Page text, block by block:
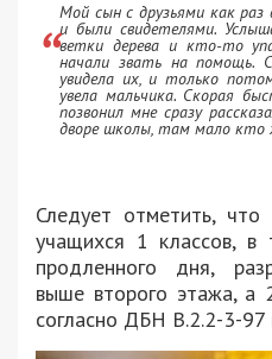
Мой сын с друзьями как
и были свидетелями.
ветки дерева и кто-то
начали звать на помощь.
увидела их, и только
увела мальчика. Скорая
позвонил мне сразу
дворе школы, там мало кто
Следует отметить,
учащихся 1 классов,
продленного дня,
выше второго этажа, а
согласно ДБН В.2.2-3-97